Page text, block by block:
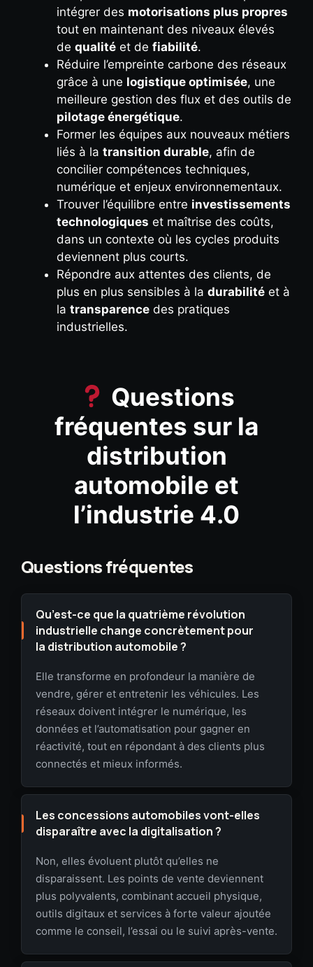
intégrer des motorisations plus propres
tout en maintenant des niveaux élevés
de qualité et de fiabilité.
Réduire l’empreinte carbone des réseaux
grâce à une logistique optimisée, une
meilleure gestion des flux et des outils de
pilotage énergétique.
Former les équipes aux nouveaux métiers
liés à la transition durable, afin de
concilier compétences techniques,
numérique et enjeux environnementaux.
Trouver l’équilibre entre investissements
technologiques et maîtrise des coûts,
dans un contexte où les cycles produits
deviennent plus courts.
Répondre aux attentes des clients, de
plus en plus sensibles à la durabilité et à
la transparence des pratiques
industrielles.
Questions
fréquentes sur la
distribution
automobile et
l’industrie 4.0
Qu’est-ce que la quatrième révolution
industrielle change concrètement pour
la distribution automobile ?
Elle transforme en profondeur la manière de
vendre, gérer et entretenir les véhicules. Les
réseaux doivent intégrer le numérique, les
données et l’automatisation pour gagner en
réactivité, tout en répondant à des clients plus
connectés et mieux informés.
Les concessions automobiles vont-elles
disparaître avec la digitalisation ?
Non, elles évoluent plutôt qu’elles ne
disparaissent. Les points de vente deviennent
plus polyvalents, combinant accueil physique,
outils digitaux et services à forte valeur ajoutée
comme le conseil, l’essai ou le suivi après-vente.